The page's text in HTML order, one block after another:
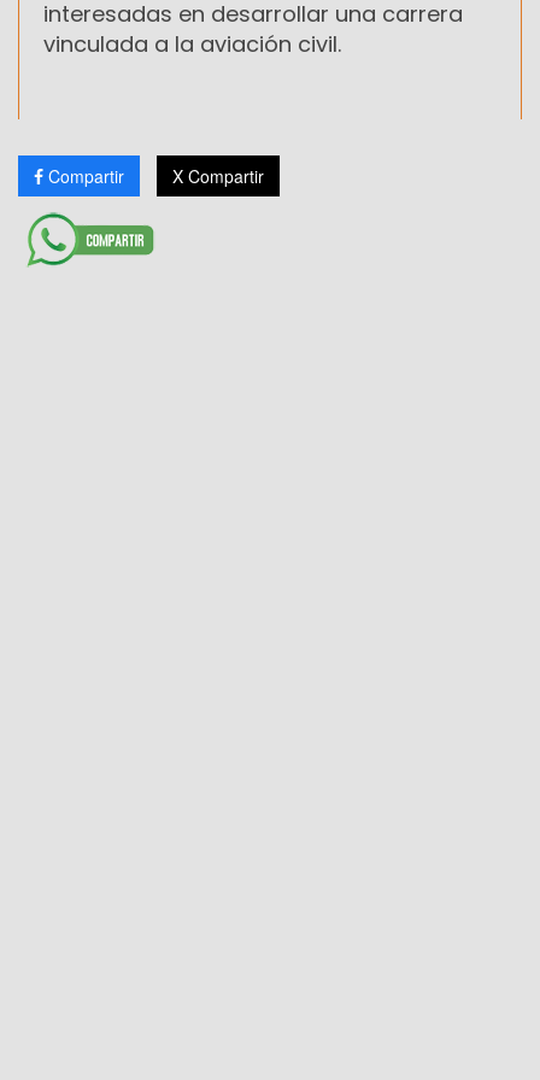
interesadas en desarrollar una carrera
vinculada a la aviación civil.
Compartir X Compartir